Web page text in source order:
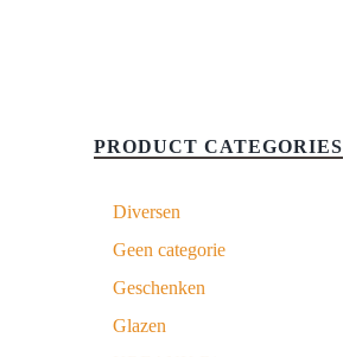
PRODUCT CATEGORIES
Diversen
Geen categorie
Geschenken
Glazen